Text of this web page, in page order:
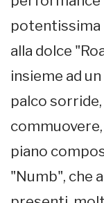
potentissima
alla dolce
insieme ad
palco
piano
"Numb", che